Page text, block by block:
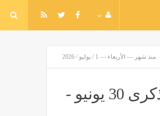
منذ شهر — الأربعاء — 1 / يوليو / 2026
محافظ الجيزة يشهد احتفالية أكاديمية الفنون بذكرى 30 يونيو -